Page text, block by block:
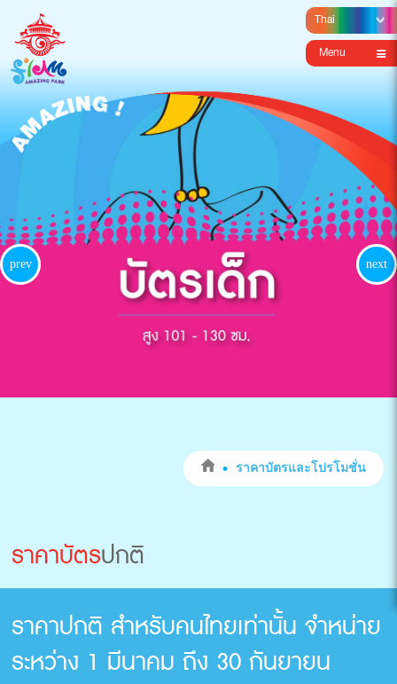
Menu
prev next
ราคาบัตรและโปรโมชั่น
ราคาบัตรปกติ
ราคาปกติ สำหรับคนไทยเท่านั้น จำหน่าย
ระหว่าง 1 มีนาคม ถึง 30 กันยายน